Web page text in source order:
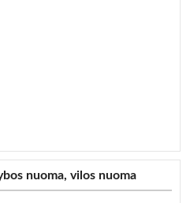
nuoma, vilos nuoma